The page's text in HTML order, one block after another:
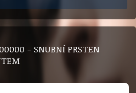
- SNUBNÍ PRSTEN